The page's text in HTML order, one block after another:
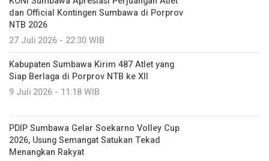
dan Official Kontingen Sumbawa di Porprov
NTB 2026
27 Juli 2026 - 22:30 WIB
Kabupaten Sumbawa Kirim 487 Atlet yang
Siap Berlaga di Porprov NTB ke XII
9 Juli 2026 - 11:18 WIB
PDIP Sumbawa Gelar Soekarno Volley Cup
2026, Usung Semangat Satukan Tekad
Menangkan Rakyat